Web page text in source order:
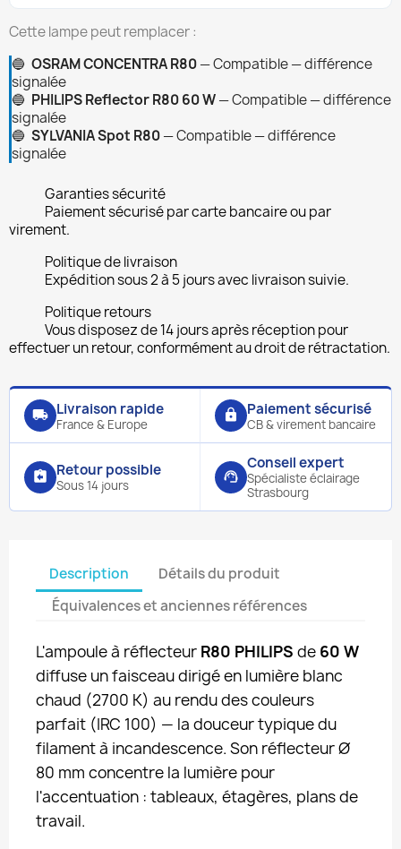
Cette lampe peut remplacer :
🔵 OSRAM CONCENTRA R80— Compatible — différence
signalée
🔵 PHILIPS Reflector R80 60 W— Compatible — différence
signalée
🔵 SYLVANIA Spot R80— Compatible — différence
signalée
Garanties sécurité
Paiement sécurisé par carte bancaire ou par
virement.
Politique de livraison
Expédition sous 2 à 5 jours avec livraison suivie.
Politique retours
Vous disposez de 14 jours après réception pour
effectuer un retour, conformément au droit de rétractation.
local_shipping Livraison rapide
France & Europe
lock Paiement sécurisé
CB & virement bancaire
assignment_return Retour possible
Sous 14 jours
support_agent
Conseil expert
Spécialiste éclairage
Strasbourg
Description
Détails du produit
Équivalences et anciennes références
L'ampoule à réflecteur R80 PHILIPS de 60 W
diffuse un faisceau dirigé en lumière blanc
chaud (2700 K) au rendu des couleurs
parfait (IRC 100) — la douceur typique du
filament à incandescence. Son réflecteur Ø
80 mm concentre la lumière pour
l'accentuation : tableaux, étagères, plans de
travail.